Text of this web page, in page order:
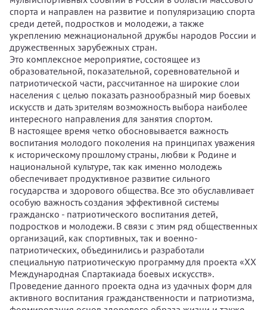
спорта и направлен на развитие и популяризацию спорта
среди детей, подростков и молодежи, а также
укреплению межнациональной дружбы народов России и
дружественных зарубежных стран.
Это комплексное мероприятие, состоящее из
образовательной, показательной, соревновательной и
патриотической части, рассчитанное на широкие слои
населения с целью показать разнообразный мир боевых
искусств и дать зрителям возможность выбора наиболее
интересного направления для занятия спортом.
В настоящее время четко обосновывается важность
воспитания молодого поколения на принципах уважения
к историческому прошлому страны, любви к Родине и
национальной культуре, так как именно молодежь
обеспечивает продуктивное развитие сильного
государства и здорового общества. Все это обуславливает
особую важность создания эффективной системы
гражданско - патриотического воспитания детей,
подростков и молодежи. В связи с этим ряд общественных
организаций, как спортивных, так и военно-
патриотических, объединились и разработали
специальную патриотическую программу для проекта «XX
Международная Спартакиада боевых искусств».
Проведение данного проекта одна из удачных форм для
активного воспитания гражданственности и патриотизма,